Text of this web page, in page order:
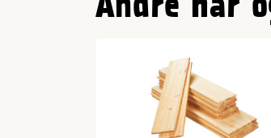
Andre har